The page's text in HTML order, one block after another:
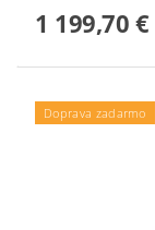
1 199,70 €
Doprava zadarmo